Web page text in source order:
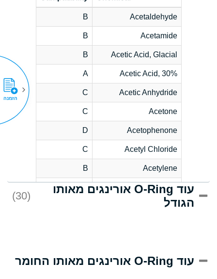
Acetaldehyde
B
Acetamide
B
Acetic Acid, Glacial
B
Acetic Acid, 30%
A
Acetic Anhydride
C
Acetone
C
Acetophenone
D
Acetyl Chloride
C
Acetylene
B
Acrlylonitrile
D
Adipic Acid
(Aqueous)
עוד O-Ring אורינגים מאותו
הגודל
(30)
עוד O-Ring אורינגים מאותו החומר
הזמנה